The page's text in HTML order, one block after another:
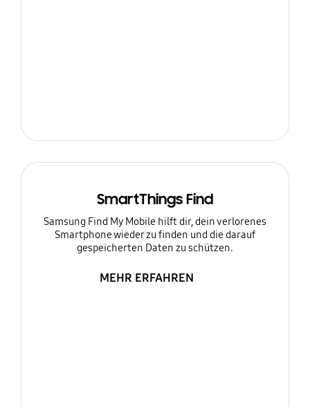
SmartThings Find
Samsung Find My Mobile hilft dir, dein verlorenes
Smartphone wieder zu finden und die darauf
gespeicherten Daten zu schützen.
MEHR ERFAHREN